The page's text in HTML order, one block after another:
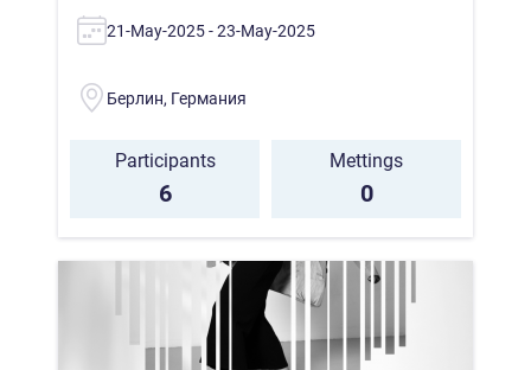
21-May-2025 - 23-May-2025
Берлин, Германия
Participants
6
Mettings
0